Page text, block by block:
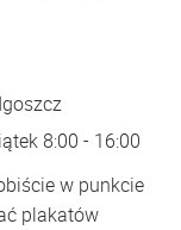
8:00 - 16:00
w punkcie
plakatów